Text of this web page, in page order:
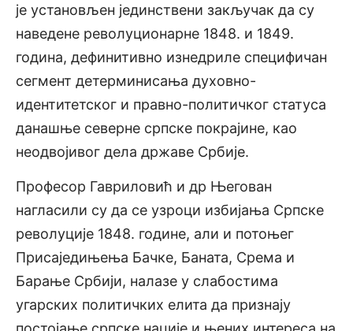
је установљен јединствени закључак да су
наведене револуционарне 1848. и 1849.
година, дефинитивно изнедриле специфичан
сегмент детерминисања духовно-
идентитетског и правно-политичког статуса
данашње северне српске покрајине, као
неодвојивог дела државе Србије.
Професор Гавриловић и др Његован
нагласили су да се узроци избијања Српске
револуције 1848. године, али и потоњег
Присаједињења Бачке, Баната, Срема и
Барање Србији, налазе у слабостима
угарских политичких елита да признају